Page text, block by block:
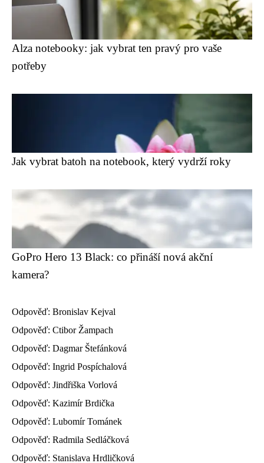
Alza notebooky: jak vybrat ten pravý pro vaše
potřeby
Jak vybrat batoh na notebook, který vydrží roky
GoPro Hero 13 Black: co přináší nová akční
kamera?
Odpověď: Bronislav Kejval
Odpověď: Ctibor Žampach
Odpověď: Dagmar Štefánková
Odpověď: Ingrid Pospíchalová
Odpověď: Jindřiška Vorlová
Odpověď: Kazimír Brdička
Odpověď: Lubomír Tománek
Odpověď: Radmila Sedláčková
Odpověď: Stanislava Hrdličková